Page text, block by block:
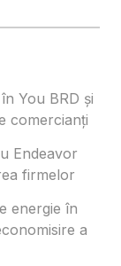
You BRD și
comercianți
Endeavor
firmelor
energie în
a